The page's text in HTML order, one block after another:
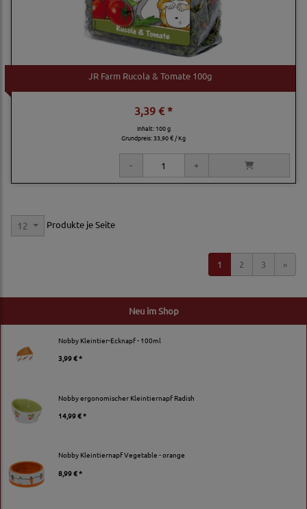
Neu im Shop
Nobby Kleintier-Ecknapf - 100ml
3,99 € *
Nobby ergonomischer Kleintiernapf Radish
14,99 € *
Nobby Kleintiernapf Vegetable - orange
8,99 € *
JR Farm Rucola & Tomate 100g
3,39 € *
Inhalt: 100 g
Grundpreis:33,90 € / Kg
12 Produkte je Seite
1 2 3 »